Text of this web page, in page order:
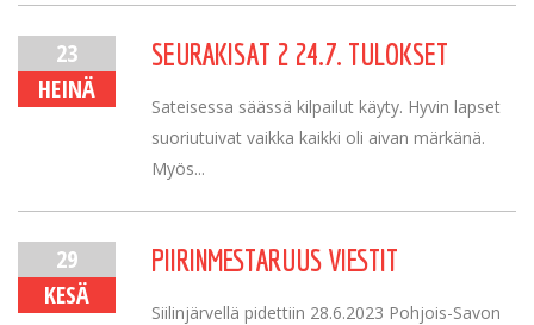
23
HEINÄ
SEURAKISAT 2 24.7. TULOKSET
Sateisessa säässä kilpailut käyty. Hyvin lapset
suoriutuivat vaikka kaikki oli aivan märkänä.
Myös...
29
KESÄ
PIIRINMESTARUUS VIESTIT
Siilinjärvellä pidettiin 28.6.2023 Pohjois-Savon